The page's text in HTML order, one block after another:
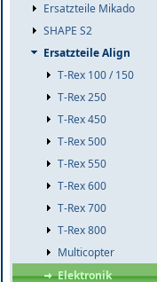
Ersatzteile Mikado
SHAPE S2
Ersatzteile Align
T-Rex 100 / 150
T-Rex 250
T-Rex 450
T-Rex 500
T-Rex 550
T-Rex 600
T-Rex 700
T-Rex 800
Multicopter
Elektronik